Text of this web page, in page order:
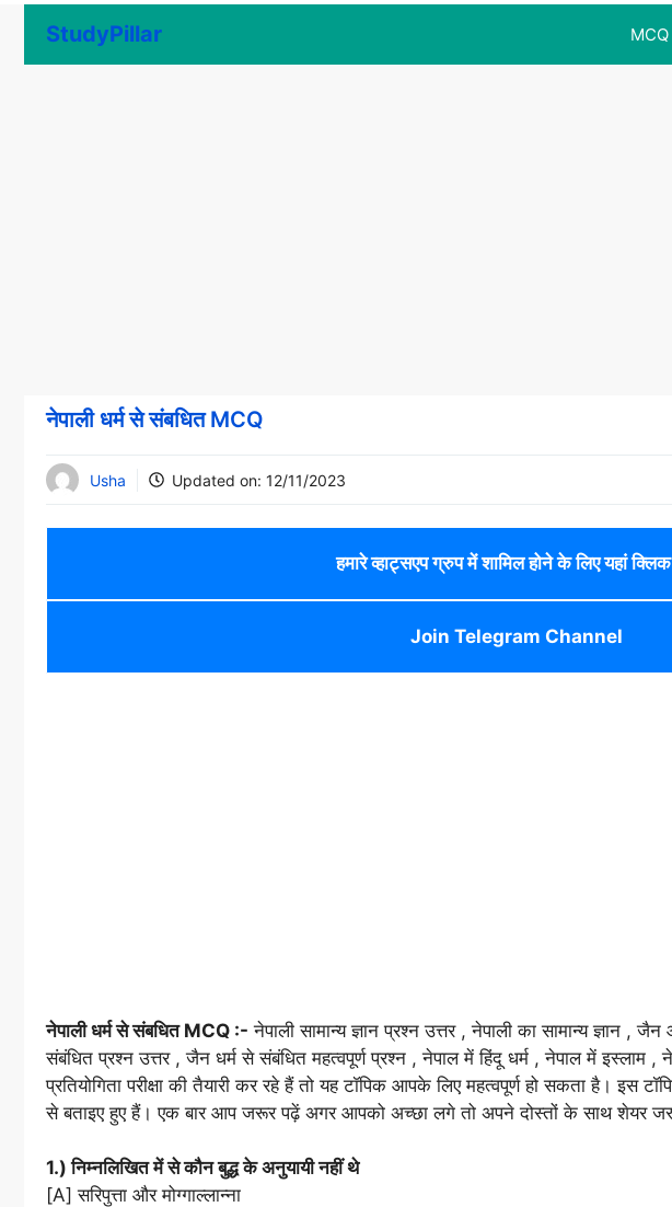
content
StudyPillar MCQ
नेपाली धर्म से संबधित MCQ
Usha Updated on: 12/11/2023
हमारे व्हाट्सएप ग्रुप में शामिल होने के लिए यहां
Join Telegram Channel
नेपाली धर्म से संबधित MCQ :- नेपाली सामान्य ज्ञान प्रश्न उत्तर , नेपाली का सामान्य ज्ञान ,
संबंधित प्रश्न उत्तर , जैन धर्म से संबंधित महत्वपूर्ण प्रश्न , नेपाल में हिंदू धर्म , नेपाल में इस्लाम
प्रतियोगिता परीक्षा की तैयारी कर रहे हैं तो यह टॉपिक आपके लिए महत्वपूर्ण हो सकता है। इस
से बताइए हुए हैं। एक बार आप जरूर पढ़ें अगर आपको अच्छा लगे तो अपने दोस्तों के साथ शेयर
1.) निम्नलिखित में से कौन बुद्ध के अनुयायी नहीं थे
[A] सरिपुत्ता और मोग्गाल्लान्ना